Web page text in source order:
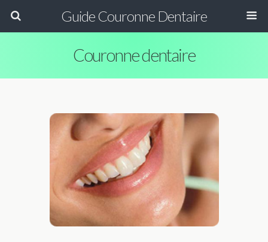
Guide Couronne Dentaire
Couronne dentaire